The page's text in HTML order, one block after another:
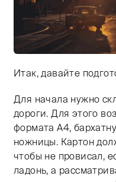
Тифлокомментарий:
Итак, давайте
Для начала нужно
дороги. Для этого
формата А4,
ножницы. Картон
чтобы не провисал,
ладонь, а